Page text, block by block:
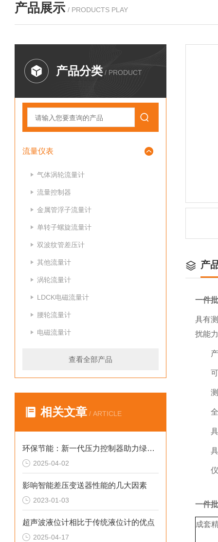
产品展示 / PRODUCTS PLAY
产品分类 / PRODUCT
流量仪表
气体涡轮流量计
流量控制器
金属管浮子流量计
单转子螺旋流量计
双波纹管差压计
其他流量计
涡轮流量计
LDCK电磁流量计
腰轮流量计
电磁流量计
查看全部产品
相关文章 / ARTICLE
环保节能：新一代压力控制器助力绿色制造
2025-04-02
影响智能差压变送器性能的几大因素
2023-01-03
超声波液位计相比于传统液位计的优点
2025-04-17
产
一件
具有
扰能
产
可编
测量
全汉
具有
具有
仪表
一件
成套